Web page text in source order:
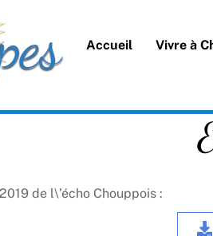
Accueil Vivre à
de l\’écho Chouppois :